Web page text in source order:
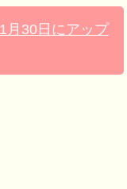
月30日にアップ